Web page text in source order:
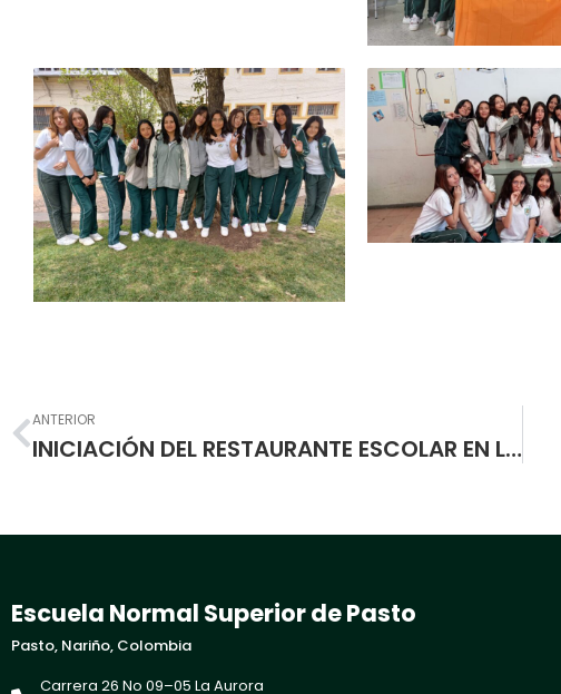
Prev
ANTERIOR
INICIACIÓN DEL RESTAURANTE ESCOLAR EN LA ESCUELA NORMAL SUPERIOR DE PASTO FEBRERO 23 DE 2024
Escuela Normal Superior de Pasto
Pasto, Nariño, Colombia
Carrera 26 No 09–05 La Aurora